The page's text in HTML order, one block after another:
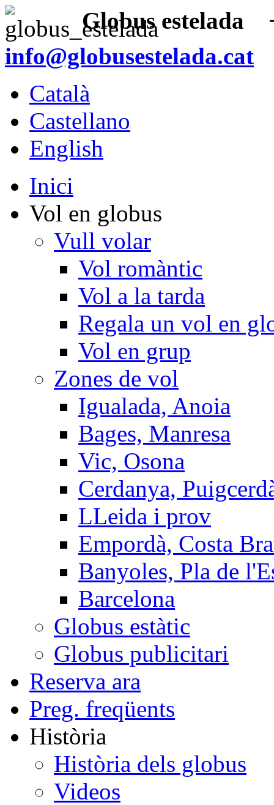
Globus estelada
info@globusestelada.cat
Català
Castellano
English
Inici
Vol en globus
Vull volar
Vol romàntic
Vol a la tarda
Regala un vol en
Vol en grup
Zones de vol
Igualada, Anoia
Bages, Manresa
Vic, Osona
Cerdanya,
LLeida i prov
Empordà, Costa
Banyoles, Pla de
Barcelona
Globus estàtic
Globus publicitari
Reserva ara
Preg. freqüents
Història
Història dels globus
Videos